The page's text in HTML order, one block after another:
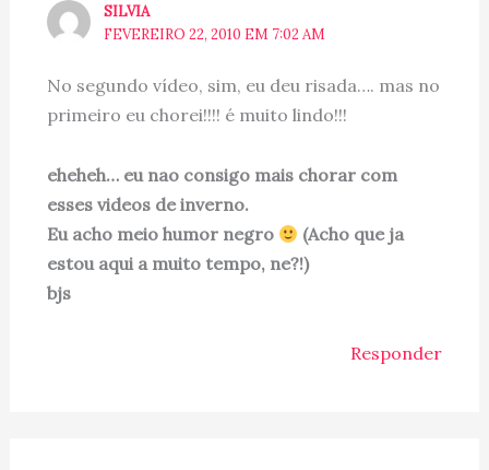
SILVIA
FEVEREIRO 22, 2010 EM 7:02 AM
No segundo vídeo, sim, eu deu risada…. mas no
primeiro eu chorei!!!! é muito lindo!!!
eheheh… eu nao consigo mais chorar com
esses videos de inverno.
Eu acho meio humor negro
(Acho que ja
estou aqui a muito tempo, ne?!)
bjs
Responder